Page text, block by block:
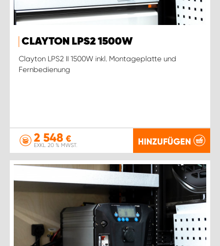
CLAYTON LPS2 1500W
Clayton LPS2 II 1500W inkl. Montageplatte und
Fernbedienung
2 548 €
EXKL. 20 % MWST. HINZUFÜGEN